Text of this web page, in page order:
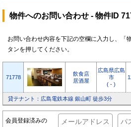
物件へのお問い合わせ - 物件ID
お問い合わせ内容を下記の空欄に入力し、「
タンを押してください。
71778
飲食店
居酒屋
広島県広島
市
( - )
貸テナント：広島電鉄本線 銀山町 徒歩3分
会員登録済みの